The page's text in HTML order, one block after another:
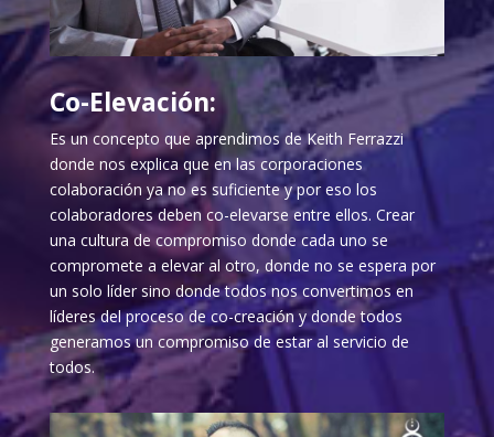
Co-Elevación:
Es un concepto que aprendimos de Keith Ferrazzi
donde nos explica que en las corporaciones
colaboración ya no es suficiente y por eso los
colaboradores deben co-elevarse entre ellos. Crear
una cultura de compromiso donde cada uno se
compromete a elevar al otro, donde no se espera por
un solo líder sino donde todos nos convertimos en
líderes del proceso de co-creación y donde todos
generamos un compromiso de estar al servicio de
todos.